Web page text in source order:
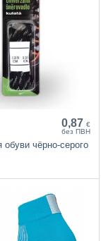
0,87 €
без ПВН
обуви чёрно-серого